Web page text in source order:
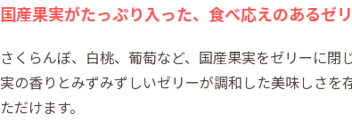
国産果実がたっぷり入った、食べ応えのあるゼ
さくらんぼ、白桃、葡萄など、国産果実をゼリーに閉
実の香りとみずみずしいゼリーが調和した美味しさを
ただけます。